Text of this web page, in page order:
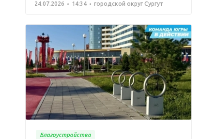
24.07.2026 14:34 городской округ Сургут
Благоустройство